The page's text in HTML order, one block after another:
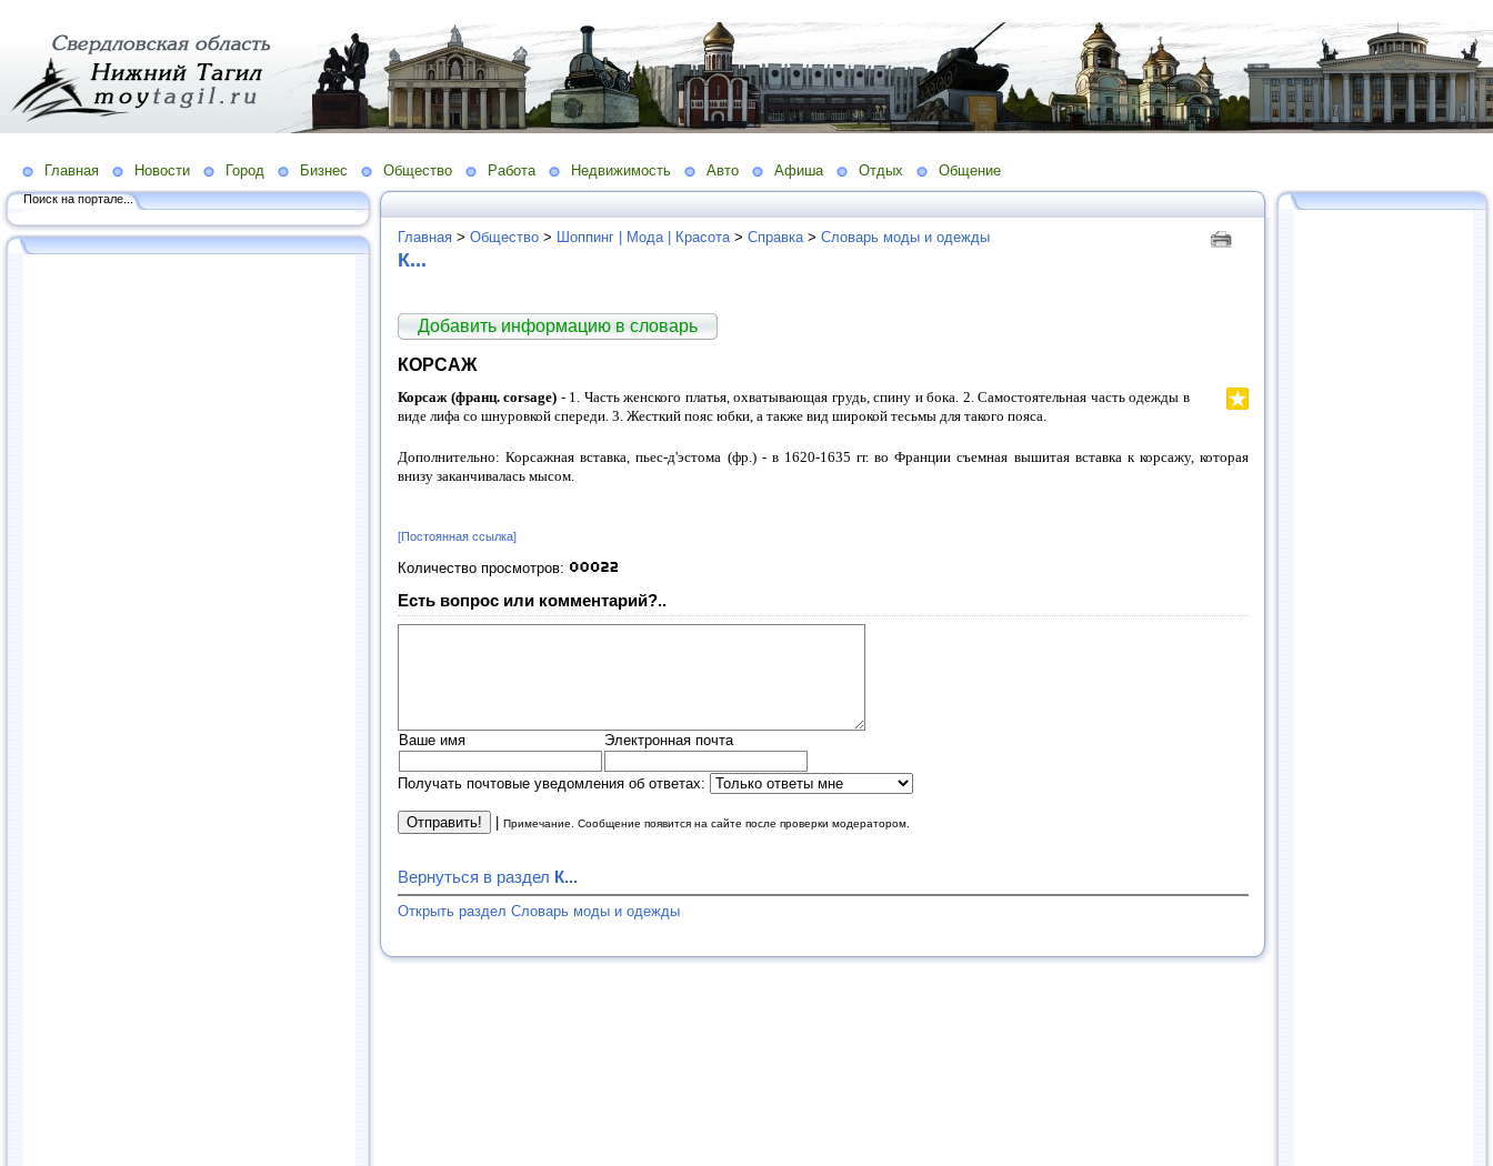
Главная Новости Город Бизнес Общество Работа Недвижимость Авто Афиша Отдых Общение
Поиск на портале...
Главная > Общество > Шоппинг | Мода | Красота > Справка > Словарь моды и одежды
К...
Добавить информацию в словарь
КОРСАЖ
Корсаж (франц. corsage) - 1. Часть женского платья, охватывающая грудь, спину и бока. 2. Самостоятельная часть одежды в
виде лифа со шнуровкой спереди. 3. Жесткий пояс юбки, а также вид широкой тесьмы для такого пояса.
Дополнительно: Корсажная вставка, пьес-д'эстома (фр.) - в 1620-1635 гг. во Франции съемная вышитая вставка к корсажу, которая
внизу заканчивалась мысом.
[Постоянная ссылка]
Количество просмотров:
Есть вопрос или комментарий?..
Ваше имя Электронная почта
Получать почтовые уведомления об ответах:
Примечание. Сообщение появится на сайте после проверки модератором.
Вернуться в раздел К...
Открыть раздел Словарь моды и одежды